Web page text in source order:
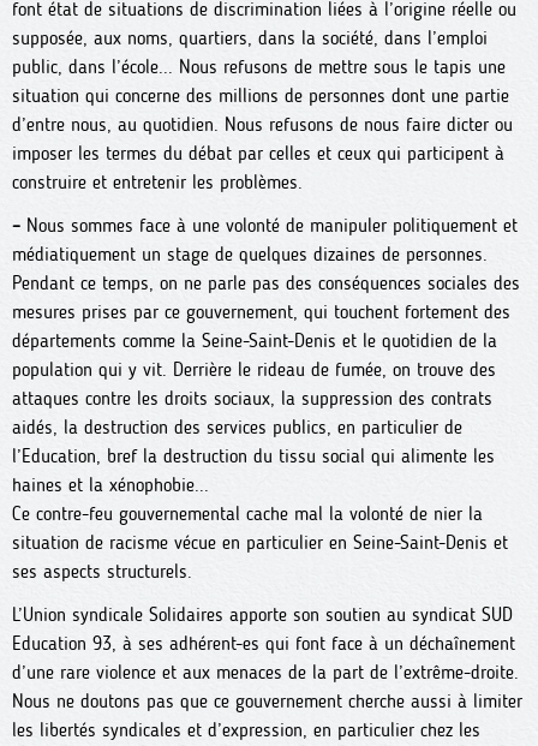
font état de situations de discrimination liées à l’origine réelle ou
supposée, aux noms, quartiers, dans la société, dans l’emploi
public, dans l’école... Nous refusons de mettre sous le tapis une
situation qui concerne des millions de personnes dont une partie
d’entre nous, au quotidien. Nous refusons de nous faire dicter ou
imposer les termes du débat par celles et ceux qui participent à
construire et entretenir les problèmes.
– Nous sommes face à une volonté de manipuler politiquement et
médiatiquement un stage de quelques dizaines de personnes.
Pendant ce temps, on ne parle pas des conséquences sociales des
mesures prises par ce gouvernement, qui touchent fortement des
départements comme la Seine-Saint-Denis et le quotidien de la
population qui y vit. Derrière le rideau de fumée, on trouve des
attaques contre les droits sociaux, la suppression des contrats
aidés, la destruction des services publics, en particulier de
l’Education, bref la destruction du tissu social qui alimente les
haines et la xénophobie...
Ce contre-feu gouvernemental cache mal la volonté de nier la
situation de racisme vécue en particulier en Seine-Saint-Denis et
ses aspects structurels.
L’Union syndicale Solidaires apporte son soutien au syndicat SUD
Education 93, à ses adhérent-es qui font face à un déchaînement
d’une rare violence et aux menaces de la part de l’extrême-droite.
Nous ne doutons pas que ce gouvernement cherche aussi à limiter
les libertés syndicales et d’expression, en particulier chez les